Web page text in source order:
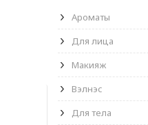
Ароматы
Для лица
Макияж
Вэлнэс
Для тела